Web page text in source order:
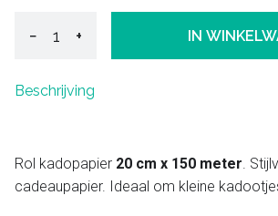
− + IN
Beschrijving
Rol kadopapier 20 cm x 150 meter.
cadeaupapier. Ideaal om kleine